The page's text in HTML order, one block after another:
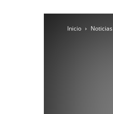
Inicio Noticias